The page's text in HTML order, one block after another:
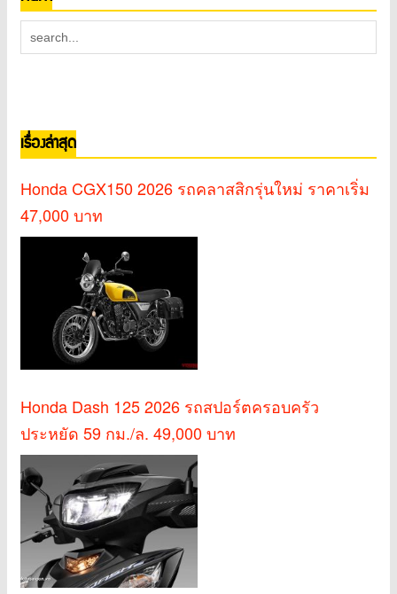
เรื่องล่าสุด
Honda CGX150 2026 รถคลาสสิกรุ่นใหม่ ราคาเริ่ม
47,000 บาท
Honda Dash 125 2026 รถสปอร์ตครอบครัว
ประหยัด 59 กม./ล. 49,000 บาท